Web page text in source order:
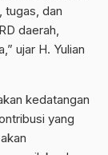
tugas, dan
daerah,
ujar H. Yulian
kedatangan
yang